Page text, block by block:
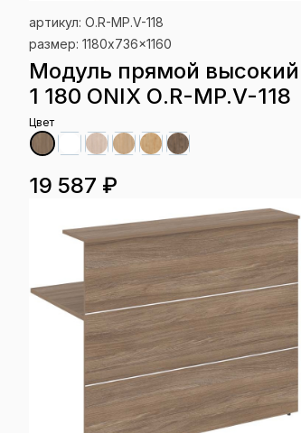
артикул: О.R-MP.V-118
размер: 1180x736x1160
Модуль прямой высокий
1 180 ONIX О.R-MP.V-118
Цвет
19 587 ₽